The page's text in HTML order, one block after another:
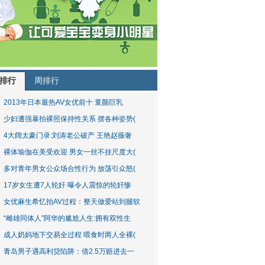
行 周排行
2013年日本最热AV女优前十 童颜巨乳
少妇遭强暴拍裸照保持性关系 摆各种姿势(
4大阔太豪门录:刘涛老公破产 王艳赵薇奢
裸体瑜伽在美受欢迎 男女一丝不挂尺度大(
多对青年男女公众场合性行为 放荡引众怒(
17岁女生遭7人轮奸 曝令人震惊的轮奸惨
女优麻生希忆拍AV过程：整天做爱站到腿软
“雌雄同体人”阿华的尴尬人生:拥有双性生
成人奶妈地下交易全过程 喂食时两人全裸(
青岛男子遇高利贷陷阱：借2.5万赔进去一